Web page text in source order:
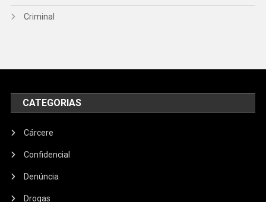
Criminal
CATEGORIAS
Cárcere
Confidencial
Denúncia
Drogas